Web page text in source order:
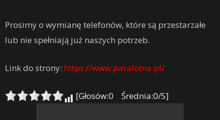
Prosimy o wymianę telefonów, które są przestarzałe
lub nie spełniają już naszych potrzeb.
Link do strony: https://www.paralotna.pl/
[Głosów:0 Średnia:0/5]